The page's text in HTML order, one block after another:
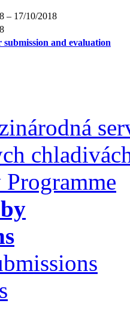
– 17/10/2018
and evaluation